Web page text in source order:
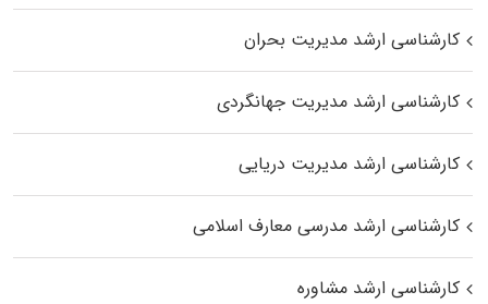
کارشناسی ارشد مدیریت بحران
کارشناسی ارشد مدیریت جهانگردی
کارشناسی ارشد مدیریت دریایی
کارشناسی ارشد مدرسی معارف اسلامی
کارشناسی ارشد مشاوره